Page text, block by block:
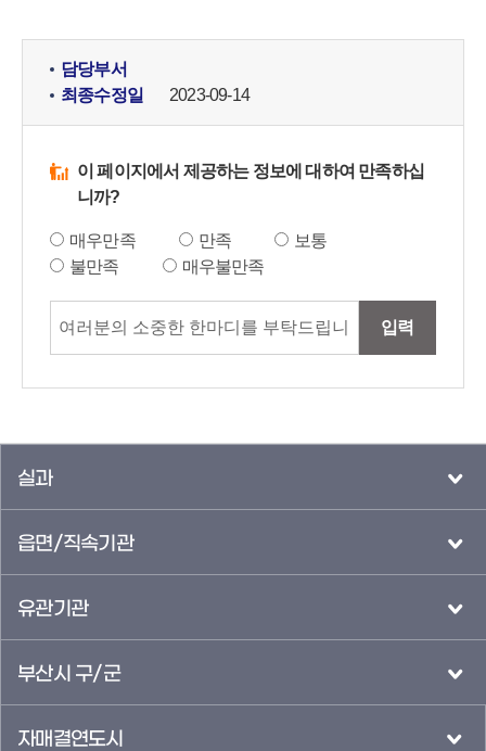
담당부서
최종수정일
2023-09-14
이 페이지에서 제공하는 정보에 대하여 만족하십
니까?
매우만족 만족
보통
불만족
매우불만족
입력
실과
읍면/직속기관
유관기관
부산시 구/군
자매결연도시